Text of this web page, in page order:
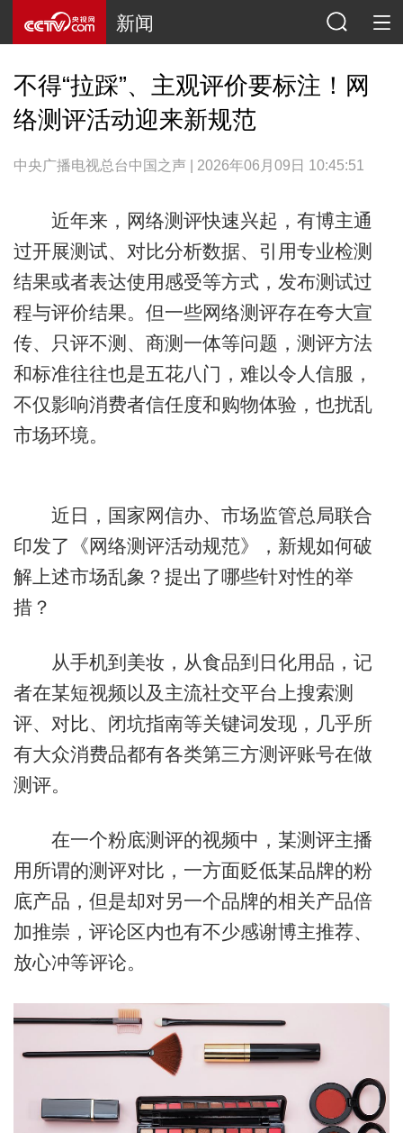
新闻
不得“拉踩”、主观评价要标注！网
络测评活动迎来新规范
中央广播电视总台中国之声 | 2026年06月09日 10:45:51
近年来，网络测评快速兴起，有博主通
过开展测试、对比分析数据、引用专业检测
结果或者表达使用感受等方式，发布测试过
程与评价结果。但一些网络测评存在夸大宣
传、只评不测、商测一体等问题，测评方法
和标准往往也是五花八门，难以令人信服，
不仅影响消费者信任度和购物体验，也扰乱
市场环境。
近日，国家网信办、市场监管总局联合
印发了《网络测评活动规范》，新规如何破
解上述市场乱象？提出了哪些针对性的举
措？
从手机到美妆，从食品到日化用品，记
者在某短视频以及主流社交平台上搜索测
评、对比、闭坑指南等关键词发现，几乎所
有大众消费品都有各类第三方测评账号在做
测评。
在一个粉底测评的视频中，某测评主播
用所谓的测评对比，一方面贬低某品牌的粉
底产品，但是却对另一个品牌的相关产品倍
加推崇，评论区内也有不少感谢博主推荐、
放心冲等评论。